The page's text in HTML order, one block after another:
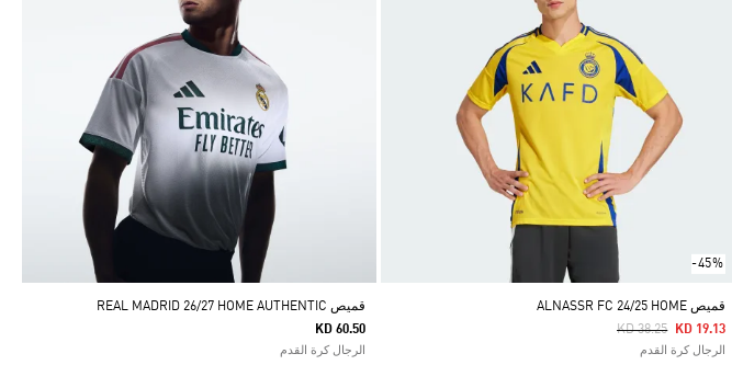
-45%
قميص ALNASSR FC 24/25 HOME
Price Reduced From
KD 38.25ToKD 19.13
الرجال كرة القدم
قميص REAL MADRID 26/27 HOME AUTHENTIC
KD 60.50
الرجال كرة القدم